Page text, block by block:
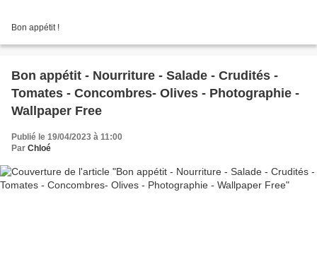
Bon appétit !
Bon appétit - Nourriture - Salade - Crudités -
Tomates - Concombres- Olives - Photographie -
Wallpaper Free
Publié le 19/04/2023 à 11:00
Par Chloé